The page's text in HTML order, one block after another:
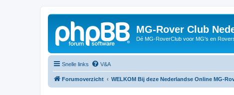
MG-Rover Club
Dé MG-RoverClub voor MG's en
Snelle links V&A
Forumoverzicht WELKOM Bij deze Nederlandse Online MG-